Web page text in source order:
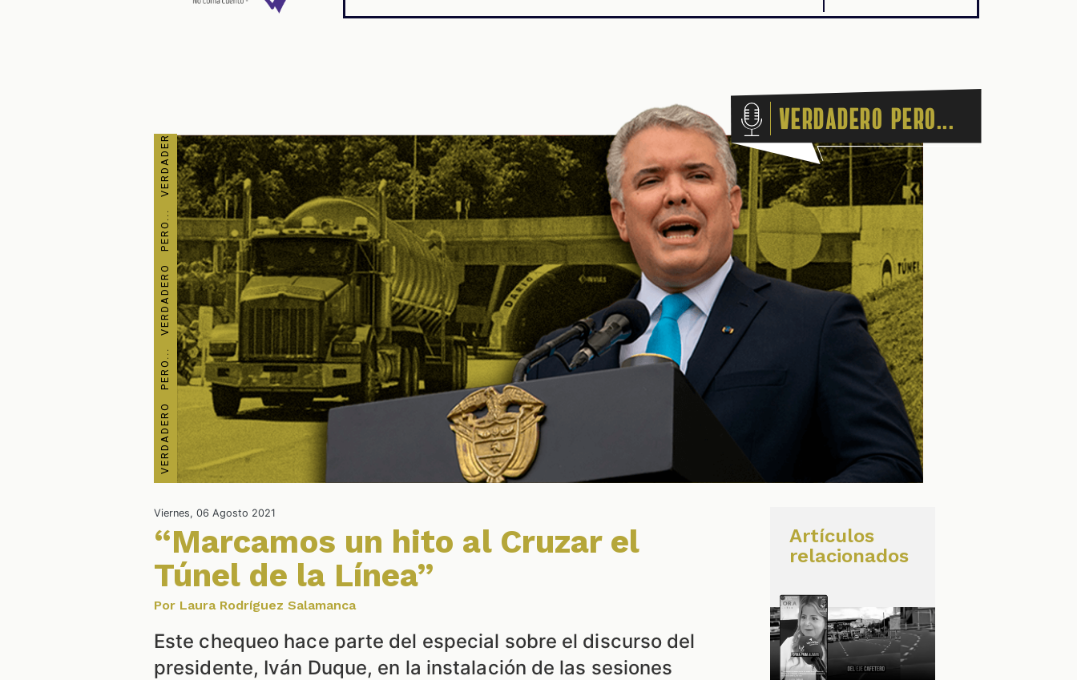
Verdadero pero...
Viernes, 06 Agosto 2021
“Marcamos un hito al Cruzar el
Túnel de la Línea”
Por Laura Rodríguez Salamanca
Este chequeo hace parte del especial sobre el discurso del
presidente, Iván Duque, en la instalación de las sesiones
Artículos
relacionados